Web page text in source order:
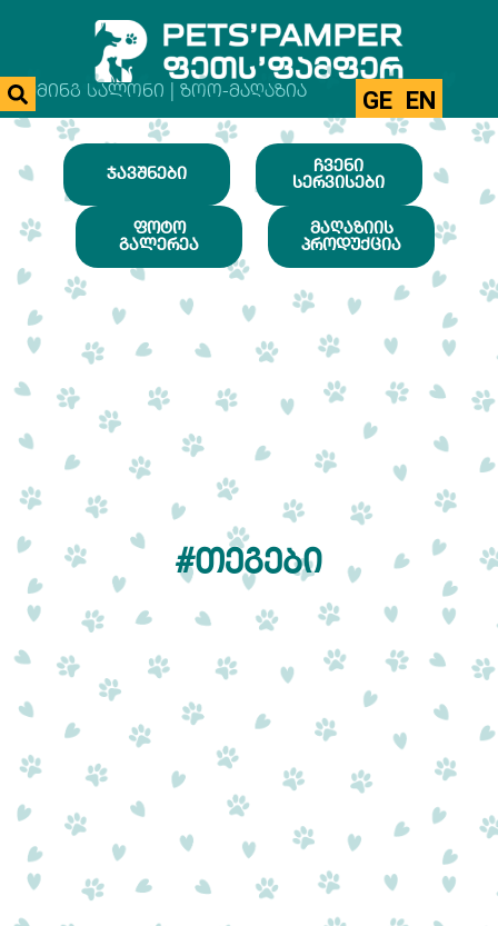
ᲒᲠᲣᲛᲘᲜᲒ ᲡᲐᲚᲝᲜᲘ | ᲖᲝᲝ-ᲛᲐᲦᲐᲖᲘᲐ GE EN
ᲯᲐᲕᲨᲜᲔᲑᲘ
ᲩᲕᲔᲜᲘ
ᲡᲔᲠᲕᲘᲡᲔᲑᲘ
ᲤᲝᲢᲝ
ᲒᲐᲚᲔᲠᲔᲐ
ᲛᲐᲦᲐᲖᲘᲘᲡ
ᲞᲠᲝᲓᲣᲥᲪᲘᲐ
#ᲗᲔᲒᲔᲑᲘ